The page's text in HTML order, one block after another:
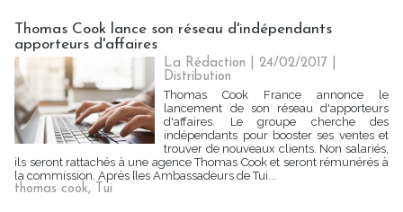
Thomas Cook lance son réseau d'indépendants
apporteurs d'affaires
La Rédaction | 24/02/2017
Distribution
Thomas Cook France annonce le
lancement de son réseau d'apporteurs
d'affaires. Le groupe cherche des
indépendants pour booster ses ventes et
trouver de nouveaux clients. Non salariés,
ils seront rattachés à une agence Thomas Cook et seront rémunérés à
la commission. Après [les Ambassadeurs de Tui...
thomas cook, Tui